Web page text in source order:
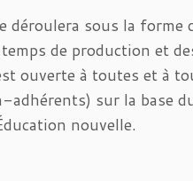
déroulera sous la forme
de production et
ouverte à toutes et à
adhérents) sur la base
nouvelle.